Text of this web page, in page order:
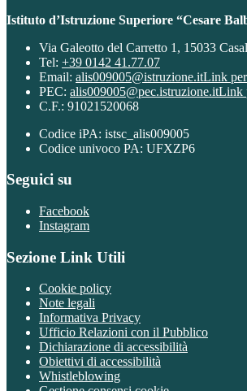
Istituto d’Istruzione Superiore “Cesare
Via Galeotto del Carretto 1, 15033
Tel: +39 0142 41.77.07
Email: alis009005@istruzione.itLink
PEC: alis009005@pec.istruzione.itLink
C.F.: 91021520068
Codice iPA: istsc_alis009005
Codice univoco PA: UFXZP6
Seguici su
Facebook
Instagram
Sezione Link Utili
Cookie policy
Note legali
Informativa Privacy
Ufficio Relazioni con il Pubblico
Dichiarazione di accessibilità
Obiettivi di accessibilità
Whistleblowing